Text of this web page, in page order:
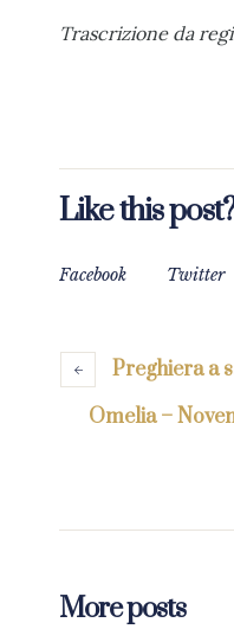
Trascrizione da
Like this
Facebook Twitter
Preghiera a
Omelia –
More posts